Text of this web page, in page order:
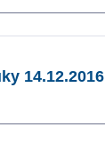
14.12.2016